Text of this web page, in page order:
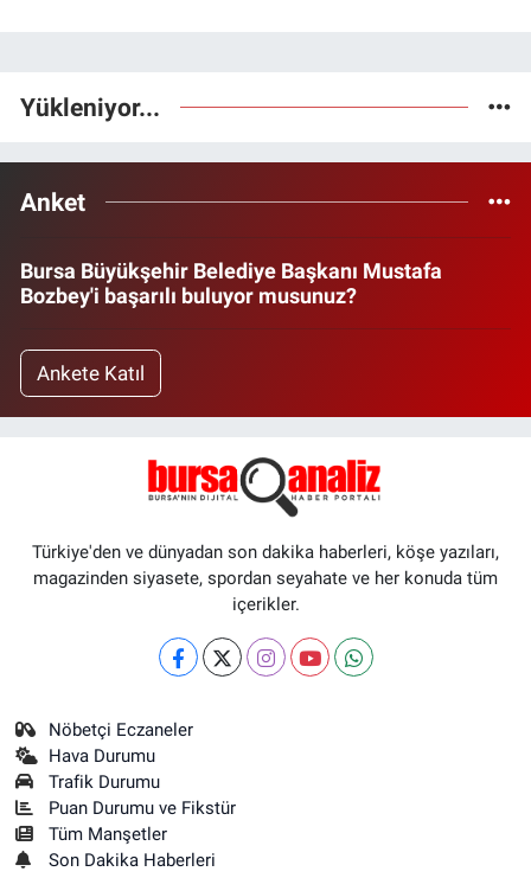
Yükleniyor...
Anket
Bursa Büyükşehir Belediye Başkanı Mustafa
Bozbey'i başarılı buluyor musunuz?
Ankete Katıl
Türkiye'den ve dünyadan son dakika haberleri, köşe yazıları,
magazinden siyasete, spordan seyahate ve her konuda tüm
içerikler.
Nöbetçi Eczaneler
Hava Durumu
Trafik Durumu
Puan Durumu ve Fikstür
Tüm Manşetler
Son Dakika Haberleri